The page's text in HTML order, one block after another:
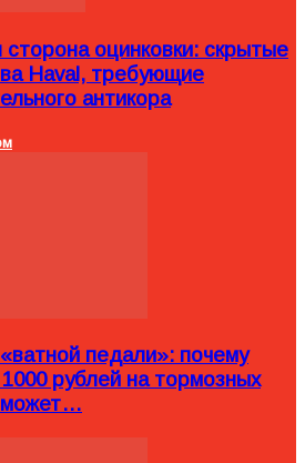
оцинковки: скрытые
Haval, требующие
антикора
педали»: почему
рублей на тормозных
может…